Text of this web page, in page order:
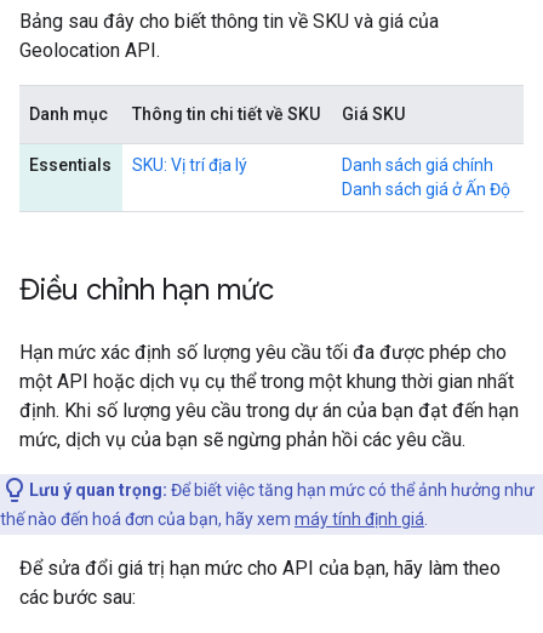
Bảng sau đây cho biết thông tin về SKU và giá của
Geolocation API.
Danh mục Thông tin chi tiết về SKU Giá SKU
Essentials SKU: Vị trí địa lý
Danh sách giá chính
Danh sách giá ở Ấn Độ
Điều chỉnh hạn mức
Hạn mức xác định số lượng yêu cầu tối đa được phép cho
một API hoặc dịch vụ cụ thể trong một khung thời gian nhất
định. Khi số lượng yêu cầu trong dự án của bạn đạt đến hạn
mức, dịch vụ của bạn sẽ ngừng phản hồi các yêu cầu.
Lưu ý quan trọng: Để biết việc tăng hạn mức có thể ảnh hưởng như
thế nào đến hoá đơn của bạn, hãy xem máy tính định giá
Để sửa đổi giá trị hạn mức cho API của bạn, hãy làm theo
các bước sau: